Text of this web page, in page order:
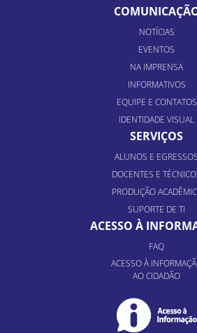
NOTÍCIAS
EVENTOS
NA IMPRENSA
INFORMATIVOS
EQUIPE E CONTATOS
IDENTIDADE VISUAL
SERVIÇOS
ALUNOS E EGRESSOS
DOCENTES E
PRODUÇÃO
SUPORTE DE TI
ACESSO À
FAQ
ACESSO À
AO CIDADÃO